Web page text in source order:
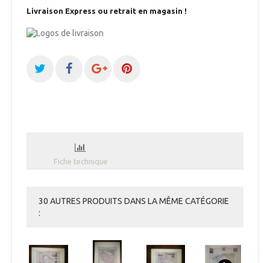
Livraison Express ou retrait en magasin !
Fiche technique
30 AUTRES PRODUITS DANS LA MÊME CATÉGORIE
: